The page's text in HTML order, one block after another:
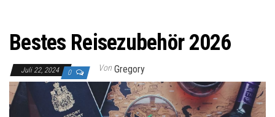
Bestes Reisezubehör 2026
Juli 22, 2024 0 Von Gregory